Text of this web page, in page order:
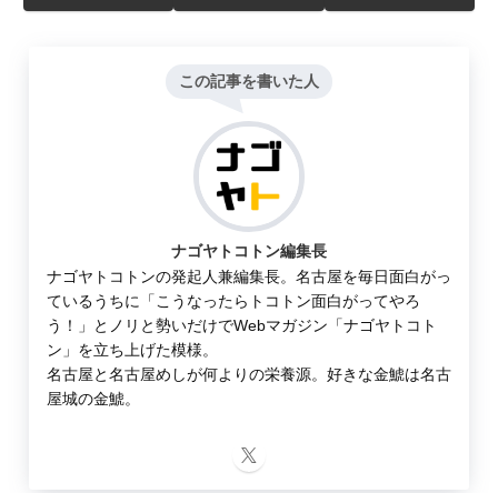
この記事を書いた人
ナゴヤトコトン編集長
ナゴヤトコトンの発起人兼編集長。名古屋を毎日面白がっ
ているうちに「こうなったらトコトン面白がってやろ
う！」とノリと勢いだけでWebマガジン「ナゴヤトコト
ン」を立ち上げた模様。
名古屋と名古屋めしが何よりの栄養源。好きな金鯱は名古
屋城の金鯱。